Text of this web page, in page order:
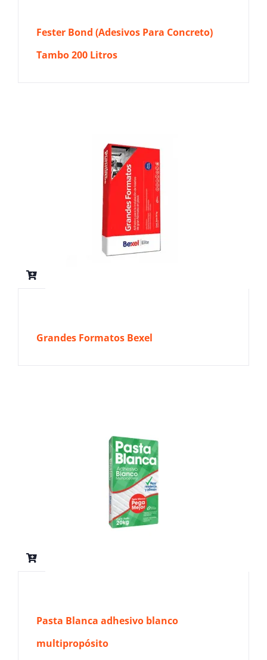
Fester Bond (Adesivos Para Concreto)
Tambo 200 Litros
Grandes Formatos Bexel
Pasta Blanca adhesivo blanco
multipropósito